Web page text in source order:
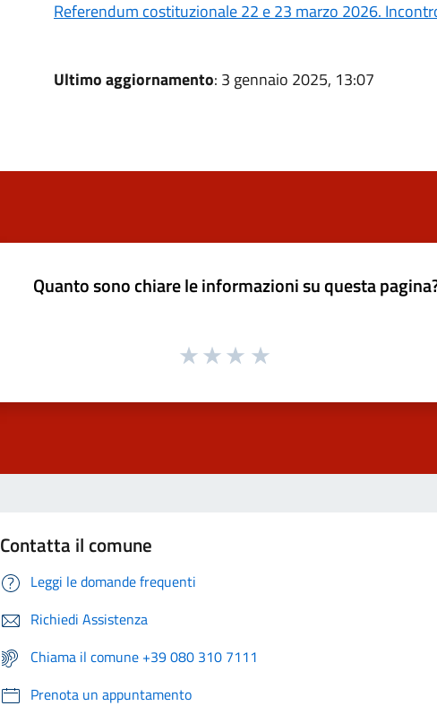
Referendum costituzionale 22 e 23 marzo 2026.
Ultimo aggiornamento: 3 gennaio 2025, 13:07
Quanto sono chiare le informazioni su questa
Contatta il comune
Leggi le domande frequenti
Richiedi Assistenza
Chiama il comune +39 080 310 7111
Prenota un appuntamento